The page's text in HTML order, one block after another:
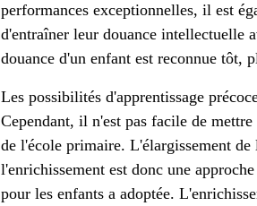
performances exceptionnelles, il est
d'entraîner leur douance intellectuelle
douance d'un enfant est reconnue tôt,
Les possibilités d'apprentissage
Cependant, il n'est pas facile de
de l'école primaire. L'élargissement de
l'enrichissement est donc une
pour les enfants a adoptée.